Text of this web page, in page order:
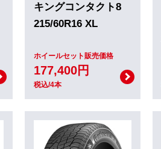
キングコンタクト8
215/60R16 XL
ホイールセット販売価格
177,400円
税込/4本